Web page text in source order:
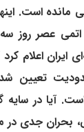
مانده است.
اتمی عصر روز
ایران اعلام
برابر محدودیت
است. آیا در
بحران جدی در